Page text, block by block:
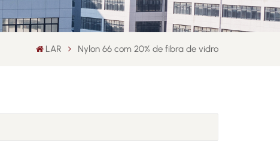
中文
LAR Nylon 66 com 20% de fibra de vidro